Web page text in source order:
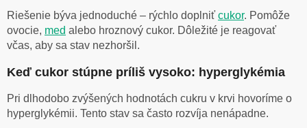
Riešenie býva jednoduché – rýchlo doplniť cukor. Pomôže
ovocie, med alebo hroznový cukor. Dôležité je reagovať
včas, aby sa stav nezhoršil.
Keď cukor stúpne príliš vysoko: hyperglykémia
Pri dlhodobo zvýšených hodnotách cukru v krvi hovoríme o
hyperglykémii. Tento stav sa často rozvíja nenápadne.